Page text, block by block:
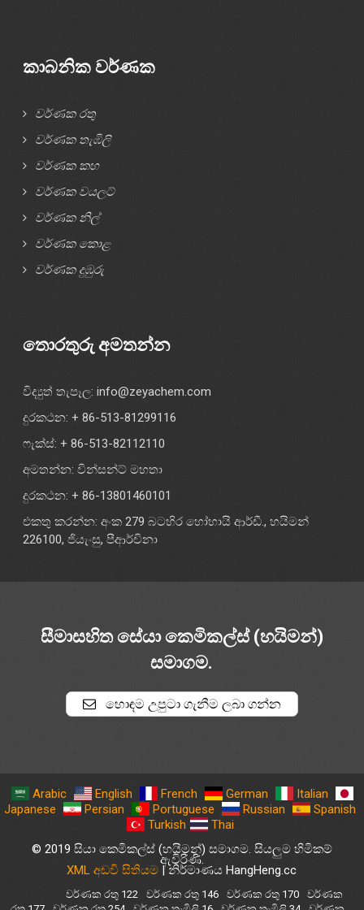
කාබනික වර්ණක
වර්ණක රතු
වර්ණක තැඹිලි
වර්ණක කහ
වර්ණක වයලට්
වර්ණක නිල්
වර්ණක කොළ
වර්ණක දුඹුරු
තොරතුරු අමතන්න
විද්‍යුත් තැපෑල:info@zeyachem.com
දුරකථන: + 86-513-81299116
ෆැක්ස්: + 86-513-82112110
අමතන්න: වින්සන්ට් මහතා
දුරකථන: + 86-13801460101
එකතු කරන්න: අංක 279 බටහිර හෝහායි ආර්ඩී., හයිමන්
226100, ජියැංසු, පීආර්චිනා
සීමාසහිත සේයා කෙමිකල්ස් (හයිමන්)
සමාගම.
හොඳම උපුටා ගැනීම ලබා ගන්න
Arabic English French German
Italian
Japanese
Persian Portuguese Russian
Spanish
Turkish
Thai
© 2019 සියා කෙමිකල්ස් (හයිමන්) සමාගම. සියලුම හිමිකම්
ඇවිරිණි.
XML අඩවි සිතියම | නිර්මාණය HangHeng.cc
වර්ණක රතු 122 වර්ණක රතු 146 වර්ණක රතු 170
වර්ණක